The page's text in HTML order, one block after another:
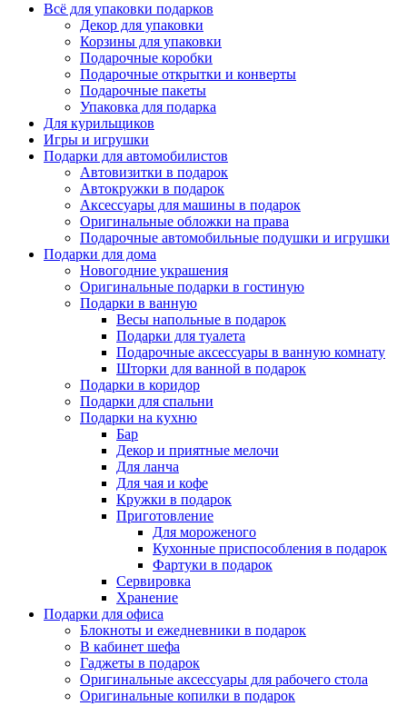
Всё для упаковки подарков
Декор для упаковки
Корзины для упаковки
Подарочные коробки
Подарочные открытки и конверты
Подарочные пакеты
Упаковка для подарка
Для курильщиков
Игры и игрушки
Подарки для автомобилистов
Автовизитки в подарок
Автокружки в подарок
Аксессуары для машины в подарок
Оригинальные обложки на права
Подарочные автомобильные подушки и игрушки
Подарки для дома
Новогодние украшения
Оригинальные подарки в гостиную
Подарки в ванную
Весы напольные в подарок
Подарки для туалета
Подарочные аксессуары в ванную комнату
Шторки для ванной в подарок
Подарки в коридор
Подарки для спальни
Подарки на кухню
Бар
Декор и приятные мелочи
Для ланча
Для чая и кофе
Кружки в подарок
Приготовление
Для мороженого
Кухонные приспособления в подарок
Фартуки в подарок
Сервировка
Хранение
Подарки для офиса
Блокноты и ежедневники в подарок
В кабинет шефа
Гаджеты в подарок
Оригинальные аксессуары для рабочего стола
Оригинальные копилки в подарок